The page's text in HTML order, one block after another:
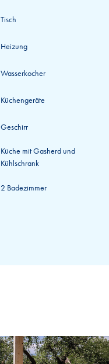
Tisch
Heizung
Wasserkocher
Küchengeräte
Geschirr
Küche mit Gasherd und
Kühlschrank
2 Badezimmer